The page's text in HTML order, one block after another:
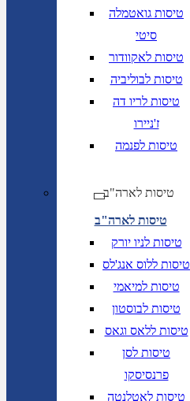
טיסות גואטמלה
סיטי
טיסות לאקוודור
טיסות לבוליביה
טיסות לריו דה
ז'ניירו
טיסות לפנמה
טיסות לארה"ב
טיסות לארה"ב
טיסות לניו יורק
טיסות ללוס אנג'לס
טיסות למיאמי
טיסות לבוסטון
טיסות ללאס וגאס
טיסות לסן
פרנסיסקו
טיסות לאטלנטה